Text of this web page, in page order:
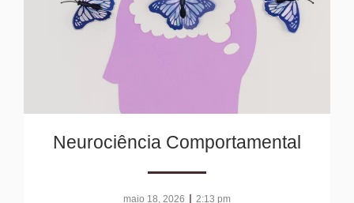
Neurociência Comportamental
maio 18, 2026 | 2:13 pm